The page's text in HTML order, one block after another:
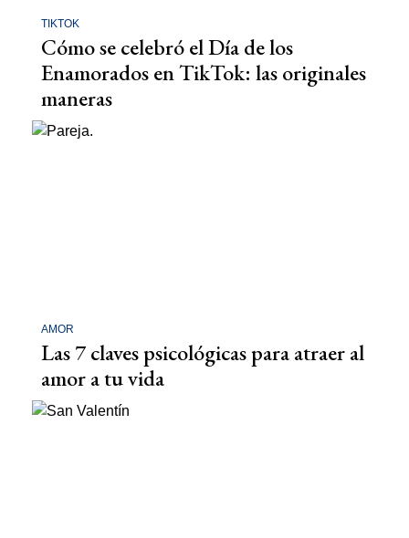
TIKTOK
Cómo se celebró el Día de los
Enamorados en TikTok: las originales
maneras
AMOR
Las 7 claves psicológicas para atraer al
amor a tu vida